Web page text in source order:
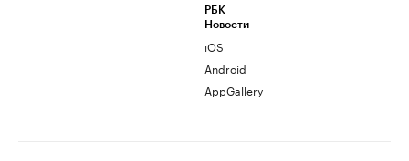
РБК
Новости
iOS
Android
AppGallery